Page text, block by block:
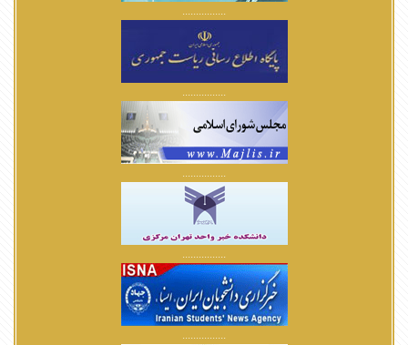
................
................
................
................
................